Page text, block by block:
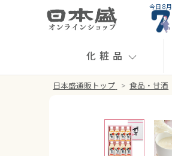
今日 8月
化粧品
日本盛通販トップ > 食品・甘酒